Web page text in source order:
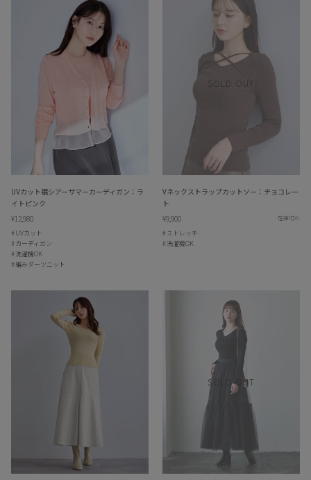
UVカット裾シアーサマーカーディガン：ラ
イトピンク
¥12,980
UVカット
カーディガン
洗濯機OK
編みダーツニット
SOLD OUT
Vネックストラップカットソー：チョコレー
ト
¥9,900
在庫切れ
ストレッチ
洗濯機OK
SOLD OUT